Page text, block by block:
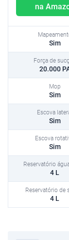
na
Sim
Força de
20.000
Mop
Sim
Escova
Sim
Escova
Sim
Reservatório
4 L
Reservatório de
4 L